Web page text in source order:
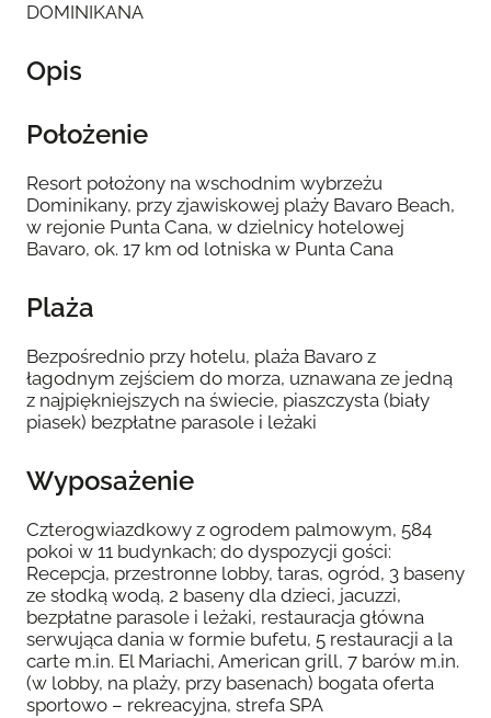
DOMINIKANA
Opis
Położenie
Resort położony na wschodnim wybrzeżu
Dominikany, przy zjawiskowej plaży Bavaro Beach,
w rejonie Punta Cana, w dzielnicy hotelowej
Bavaro, ok. 17 km od lotniska w Punta Cana
Plaża
Bezpośrednio przy hotelu, plaża Bavaro z
łagodnym zejściem do morza, uznawana ze jedną
z najpiękniejszych na świecie, piaszczysta (biały
piasek) bezpłatne parasole i leżaki
Wyposażenie
Czterogwiazdkowy z ogrodem palmowym, 584
pokoi w 11 budynkach; do dyspozycji gości:
Recepcja, przestronne lobby, taras, ogród, 3 baseny
ze słodką wodą, 2 baseny dla dzieci, jacuzzi,
bezpłatne parasole i leżaki, restauracja główna
serwująca dania w formie bufetu, 5 restauracji a la
carte m.in. El Mariachi, American grill, 7 barów m.in.
(w lobby, na plaży, przy basenach) bogata oferta
sportowo – rekreacyjna, strefa SPA